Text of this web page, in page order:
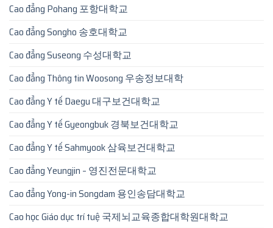
Cao đẳng Pohang 포항대학교
Cao đẳng Songho 송호대학교
Cao đẳng Suseong 수성대학교
Cao đẳng Thông tin Woosong 우송정보대학
Cao đẳng Y tế Daegu 대구보건대학교
Cao đẳng Y tế Gyeongbuk 경북보건대학교
Cao đẳng Y tế Sahmyook 삼육보건대학교
Cao đẳng Yeungjin – 영진전문대학교
Cao đẳng Yong-in Songdam 용인송담대학교
Cao học Giáo dục trí tuệ 국제뇌교육종합대학원대학교